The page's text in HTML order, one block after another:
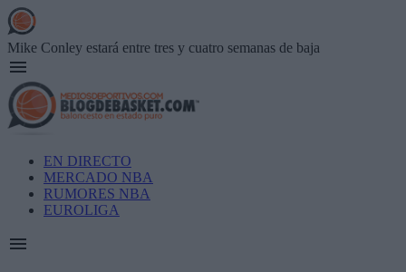
Skip
to
main
content
Mike Conley estará entre tres y cuatro semanas de baja
Main
navigation
EN DIRECTO
MERCADO NBA
RUMORES NBA
EUROLIGA